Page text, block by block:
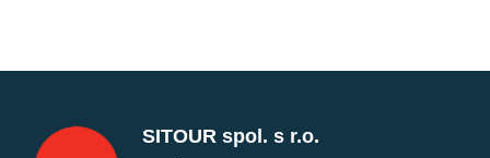
SITOUR spol. s r.o.